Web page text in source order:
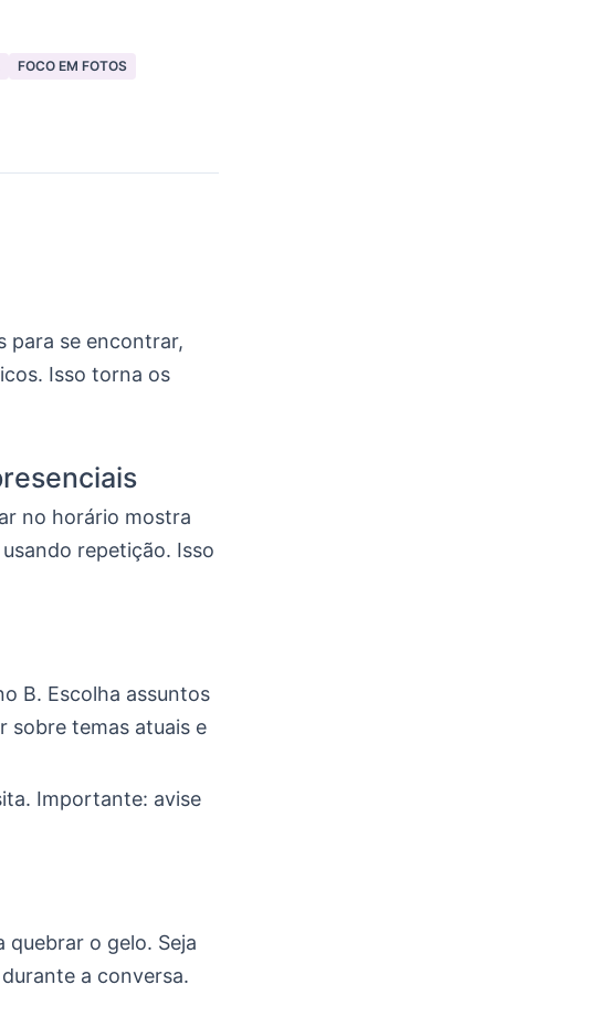
FOCO EM FOTOS
para se encontrar,
Isso torna os
no horário mostra
repetição. Isso
B. Escolha assuntos
sobre temas atuais e
Importante: avise
quebrar o gelo. Seja
a conversa.